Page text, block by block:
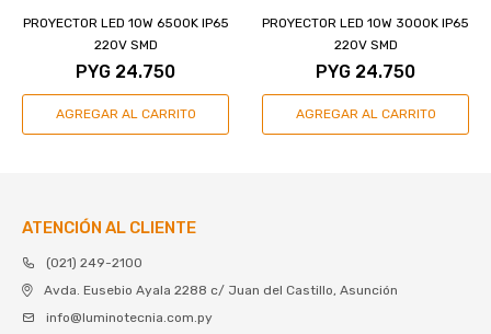
PROYECTOR LED 10W 6500K IP65
220V SMD
PYG 24.750
PROYECTOR LED 10W 3000K IP65
220V SMD
PYG 24.750
ATENCIÓN AL CLIENTE
(021) 249-2100
Avda. Eusebio Ayala 2288 c/ Juan del Castillo, Asunción
info@luminotecnia.com.py